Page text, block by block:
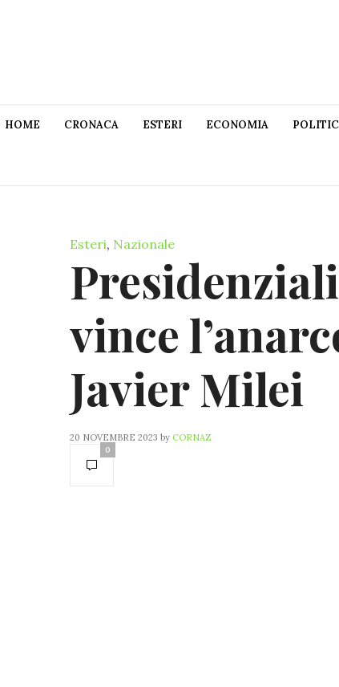
HOME CRONACA ESTERI ECONOMIA
Esteri, Nazionale
vince
Javier Milei
20 NOVEMBRE 2023 by CORNAZ
0